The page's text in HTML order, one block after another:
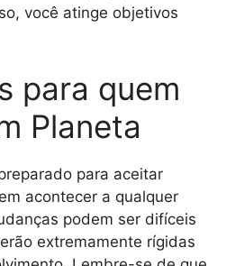
você atinge objetivos
para quem
Planeta
para aceitar
acontecer a qualquer
podem ser difíceis
extremamente rígidas